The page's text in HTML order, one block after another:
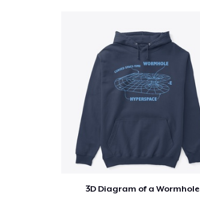
3D Diagram of a Wormhole